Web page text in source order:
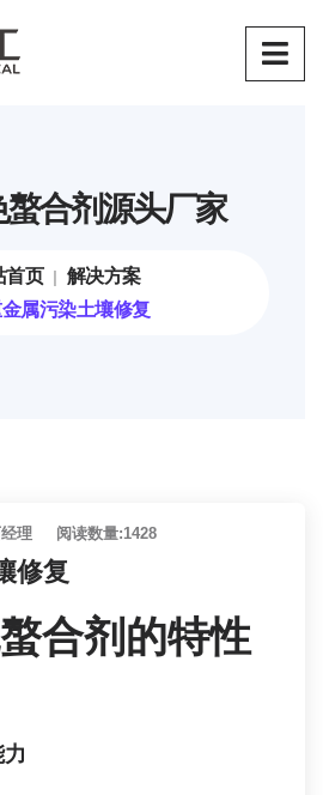
合剂源头厂家
首页
解决方案
属污染土壤修复
理 阅读数量:1428
修复
合剂的特性